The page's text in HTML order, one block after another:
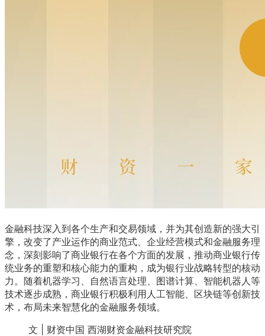
金融科技深入到各个生产和交易领域，并为其创造新的强大引
擎，改变了产业运作的商业范式、企业经营模式和金融服务理
念，深刻影响了商业银行在各个方面的发展，推动商业银行传
统业务的重塑和核心能力的重构，成为银行业战略转型的核动
力。随着机器学习、自然语言处理、图谱计算、智能机器人等
技术逐步成熟，商业银行积极利用人工智能、区块链等创新技
术，布局未来智慧化的金融服务领域。
文 | 财资中国 西湖财资金融科技研究院